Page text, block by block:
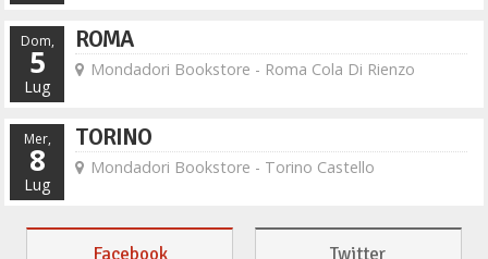
Dom,
5
Lug
ROMA
Mondadori Bookstore - Roma Cola Di Rienzo
Mer,
8
Lug
TORINO
Mondadori Bookstore - Torino Castello
Facebook Twitter